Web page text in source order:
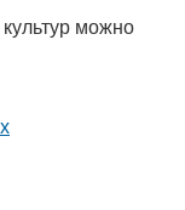
можно